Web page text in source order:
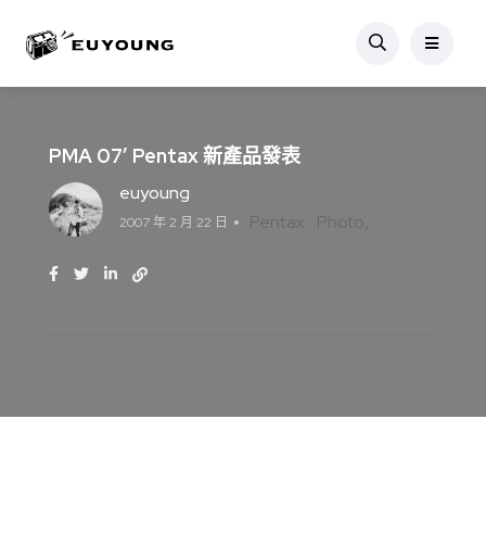
PMA 07′ Pentax 新產品發表
euyoung
2007 年 2 月 22 日 Pentax Photo